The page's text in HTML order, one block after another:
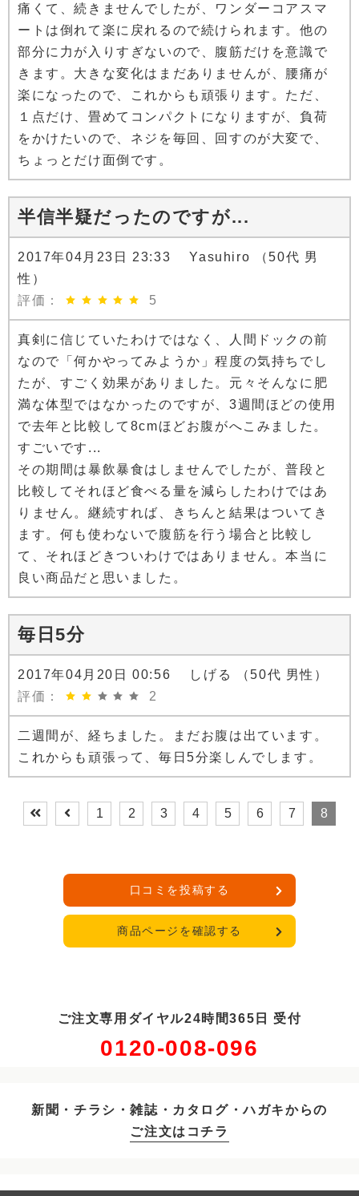
痛くて、続きませんでしたが、ワンダーコアスマ
ートは倒れて楽に戻れるので続けられます。他の
部分に力が入りすぎないので、腹筋だけを意識で
きます。大きな変化はまだありませんが、腰痛が
楽になったので、これからも頑張ります。ただ、
１点だけ、畳めてコンパクトになりますが、負荷
をかけたいので、ネジを毎回、回すのが大変で、
ちょっとだけ面倒です。
半信半疑だったのですが...
2017年04月23日 23:33 Yasuhiro （50代 男
性）
評価：
5
真剣に信じていたわけではなく、人間ドックの前
なので「何かやってみようか」程度の気持ちでし
たが、すごく効果がありました。元々そんなに肥
満な体型ではなかったのですが、3週間ほどの使用
で去年と比較して8cmほどお腹がへこみました。
すごいです...
その期間は暴飲暴食はしませんでしたが、普段と
比較してそれほど食べる量を減らしたわけではあ
りません。継続すれば、きちんと結果はついてき
ます。何も使わないで腹筋を行う場合と比較し
て、それほどきついわけではありません。本当に
良い商品だと思いました。
毎日5分
2017年04月20日 00:56 しげる （50代 男性）
評価：
2
二週間が、経ちました。まだお腹は出ています。
これからも頑張って、毎日5分楽しんでします。
1 2 3 4 5 6 7 8
口コミを投稿する
商品ページを確認する
ご注文専用ダイヤル24時間365日 受付
0120-008-096
新聞・チラシ・雑誌・カタログ・ハガキからの
ご注文はコチラ